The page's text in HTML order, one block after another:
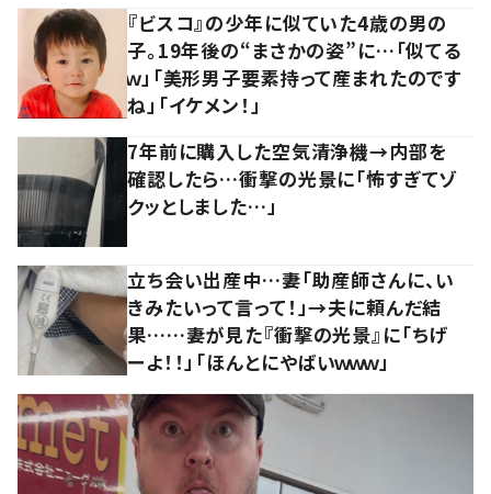
『ビスコ』の少年に似ていた4歳の男の
子。19年後の“まさかの姿”に…「似てる
ｗ」「美形男子要素持って産まれたのです
ね」「イケメン！」
7年前に購入した空気清浄機→内部を
確認したら…衝撃の光景に「怖すぎてゾ
クッとしました…」
立ち会い出産中…妻「助産師さんに、い
きみたいって言って！」→夫に頼んだ結
果……妻が見た『衝撃の光景』に「ちげ
ーよ！！」「ほんとにやばいｗｗｗ」